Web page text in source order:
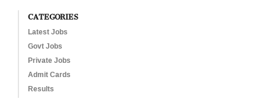
CATEGORIES
Latest Jobs
Govt Jobs
Private Jobs
Admit Cards
Results